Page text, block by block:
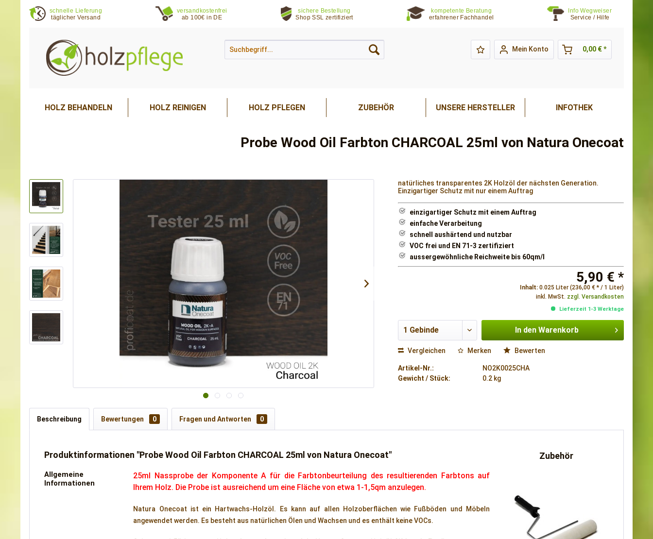
schnelle Lieferung
täglicher Versand
versandkostenfrei
ab 100€ in DE
sichere Bestellung
Shop SSL zertifiziert
kompetente Beratung
erfahrener Fachhandel
Info Wegweiser
Service / Hilfe
Mein Konto 0,00 € *
HOLZ BEHANDELN HOLZ REINIGEN HOLZ PFLEGEN ZUBEHÖR UNSERE HERSTELLER INFOTHEK
Probe Wood Oil Farbton CHARCOAL 25ml von Natura Onecoat
natürliches transparentes 2K Holzöl der nächsten Generation.
Einzigartiger Schutz mit nur einem Auftrag
einzigartiger Schutz mit einem Auftrag
einfache Verarbeitung
schnell aushärtend und nutzbar
VOC frei und EN 71-3 zertifiziert
aussergewöhnliche Reichweite bis 60qm/l
5,90 € *
Inhalt: 0.025 Liter (236,00 € * / 1 Liter)
inkl. MwSt. zzgl. Versandkosten
Lieferzeit 1-3 Werktage
In den Warenkorb
Vergleichen Merken Bewerten
Artikel-Nr.:
NO2K0025CHA
Gewicht / Stück:
0.2 kg
Beschreibung Bewertungen 0 Fragen und Antworten 0
Produktinformationen "Probe Wood Oil Farbton CHARCOAL 25ml von Natura Onecoat"
Allgemeine
Informationen
25ml Nassprobe der Komponente A für die Farbtonbeurteilung des resultierenden Farbtons auf
Ihrem Holz. Die Probe ist ausreichend um eine Fläche von etwa 1-1,5qm anzulegen.
Natura Onecoat ist ein Hartwachs-Holzöl. Es kann auf allen Holzoberflächen wie Fußböden und Möbeln
angewendet werden. Es besteht aus natürlichen Ölen und Wachsen und es enthält keine VOCs.
Zubehör